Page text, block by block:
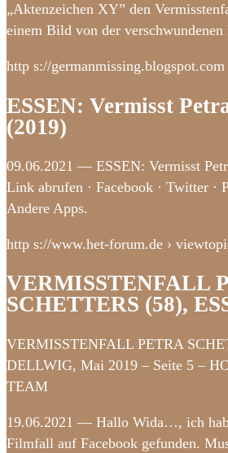
„Aktenzeichen XY” den
einem Bild von der verschwundenen
http s://
ESSEN: Vermisst
(2019)
09.06.2021 — ESSEN: Vermisst
Link abrufen · Facebook · Twitter ·
Andere Apps.
http s://www.het-forum.de ›
VERMISSTENFALL
SCHETTERS (58),
VERMISSTENFALL PETRA
DELLWIG, Mai 2019 – Seite 5 –
TEAM
19.06.2021 — Hallo Wida…, ich
Filmfall auf Facebook gefunden.